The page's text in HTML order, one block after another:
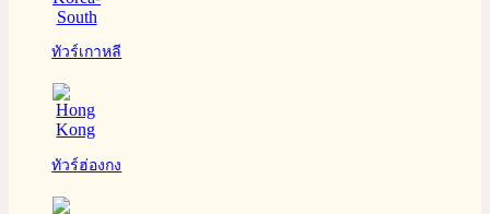
ทัวร์เกาหลี
ทัวร์ฮ่องกง